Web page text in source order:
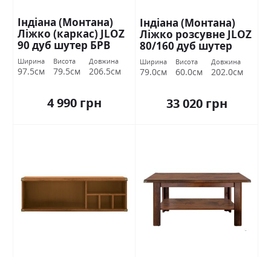
Індіана (Монтана)
Ліжко (каркас) JLOZ
90 дуб шутер БРВ
Україна
Ширина
97.5см
Висота
79.5см
Довжина
206.5см
4 990 грн
Індіана (Монтана)
Ліжко розсувне JLOZ
80/160 дуб шутер
БРВ Україна
Ширина
79.0см
Висота
60.0см
Довжина
202.0см
33 020 грн